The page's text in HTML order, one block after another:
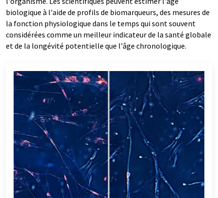
biologique à l'aide de profils de biomarqueurs, des mesures de
la fonction physiologique dans le temps qui sont souvent
considérées comme un meilleur indicateur de la santé globale
et de la longévité potentielle que l'âge chronologique.